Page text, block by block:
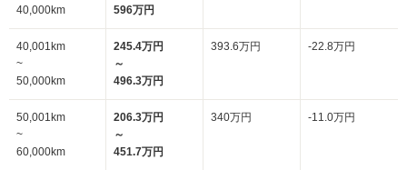
40,000km
596万円
40,001km
~
50,000km
245.4万円
～
496.3万円
393.6万円 -22.8万円
50,001km
~
60,000km
206.3万円
～
451.7万円
340万円 -11.0万円